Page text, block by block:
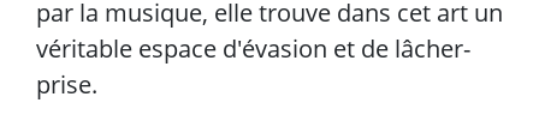
par la musique, elle trouve dans cet art un
véritable espace d'évasion et de lâcher-
prise.